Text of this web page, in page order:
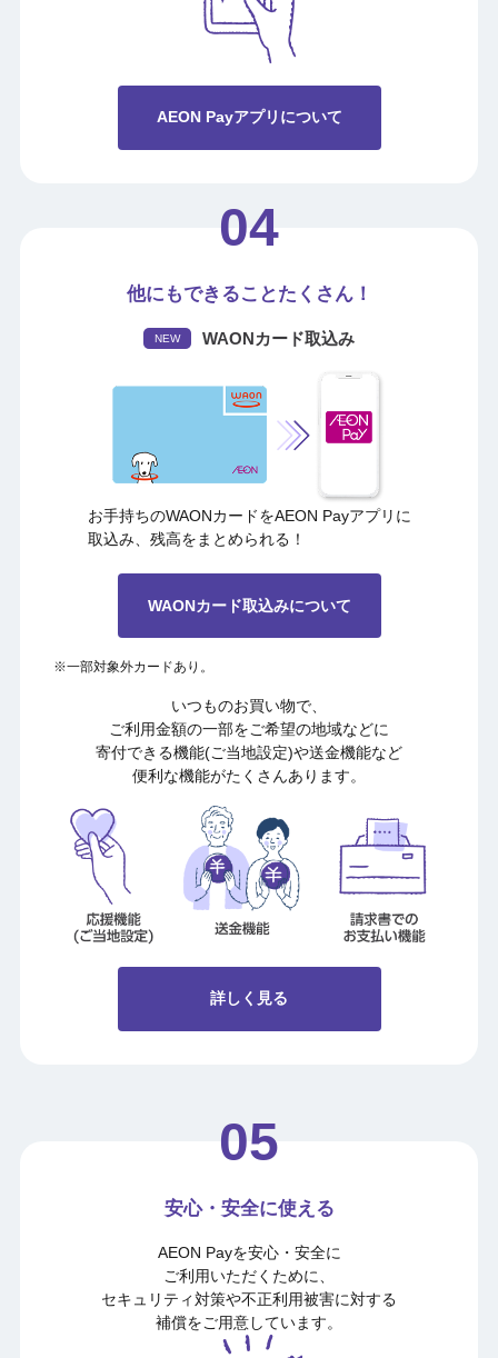
AEON Payアプリについて
他にもできることたくさん！
WAONカード取込み
お手持ちのWAONカードをAEON Payアプリに
取込み、残高をまとめられる！
WAONカード取込みについて
※一部対象外カードあり。
いつものお買い物で、
ご利用金額の一部をご希望の地域などに
寄付できる機能(ご当地設定)や送金機能など
便利な機能がたくさんあります。
詳しく見る
安心・安全に使える
AEON Payを安心・安全に
ご利用いただくために、
セキュリティ対策や不正利用被害に対する
補償をご用意しています。